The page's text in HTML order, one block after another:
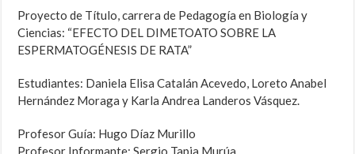
Proyecto de Título, carrera de Pedagogía en Biología y
Ciencias: “EFECTO DEL DIMETOATO SOBRE LA
ESPERMATOGÉNESIS DE RATA”
Estudiantes: Daniela Elisa Catalán Acevedo, Loreto Anabel
Hernández Moraga y Karla Andrea Landeros Vásquez.
Profesor Guía: Hugo Díaz Murillo